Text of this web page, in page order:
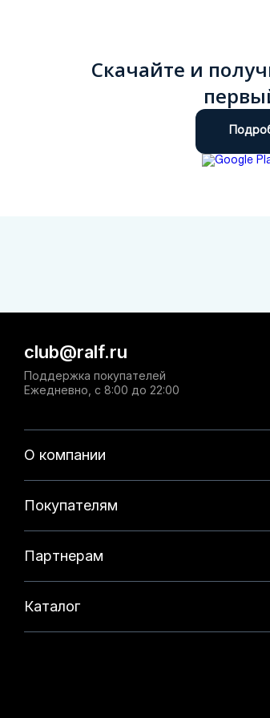
Скачайте и
О компании
Покупателям
Партнерам
Каталог
club@ralf.ru
Поддержка покупателей
Ежедневно, с 8:00 до 22:00
Данный веб-сайт использует